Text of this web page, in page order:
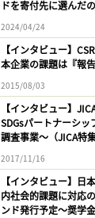
ドを寄付先に選んだ
2024/04/24
【インタビュー】
本企業の課題は『報告
2015/08/03
【インタビュー】
SDGsパートナーシッ
調査事業〜（JICA特
2017/11/16
【インタビュー】日
内社会的課題に対応
ンド発行予定〜奨学